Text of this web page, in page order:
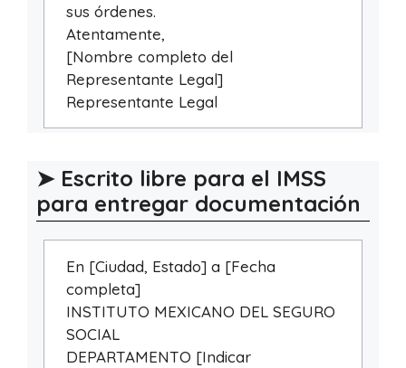
sus órdenes.
Atentamente,
[Nombre completo del
Representante Legal]
Representante Legal
➤ Escrito libre para el IMSS
para entregar documentación
En [Ciudad, Estado] a [Fecha
completa]
INSTITUTO MEXICANO DEL SEGURO
SOCIAL
DEPARTAMENTO [Indicar